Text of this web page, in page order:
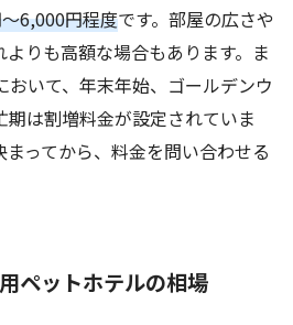
6,000円程度です。部屋の広さや
りも高額な場合もあります。ま
おいて、年末年始、ゴールデンウ
期は割増料金が設定されていま
ってから、料金を問い合わせる
ペットホテルの相場